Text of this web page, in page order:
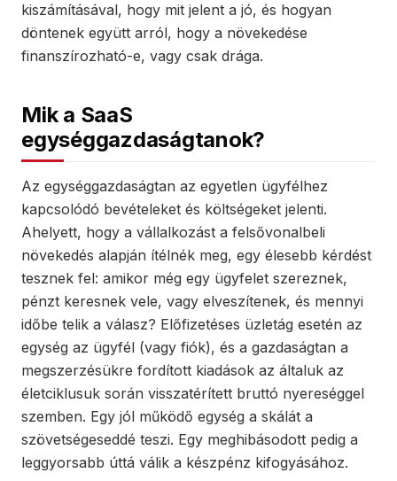
kiszámításával, hogy mit jelent a jó, és hogyan
döntenek együtt arról, hogy a növekedése
finanszírozható-e, vagy csak drága.
Mik a SaaS
egységgazdaságtanok?
Az egységgazdaságtan az egyetlen ügyfélhez
kapcsolódó bevételeket és költségeket jelenti.
Ahelyett, hogy a vállalkozást a felsővonalbeli
növekedés alapján ítélnék meg, egy élesebb kérdést
tesznek fel: amikor még egy ügyfelet szereznek,
pénzt keresnek vele, vagy elveszítenek, és mennyi
időbe telik a válasz? Előfizetéses üzletág esetén az
egység az ügyfél (vagy fiók), és a gazdaságtan a
megszerzésükre fordított kiadások az általuk az
életciklusuk során visszatérített bruttó nyereséggel
szemben. Egy jól működő egység a skálát a
szövetségeseddé teszi. Egy meghibásodott pedig a
leggyorsabb úttá válik a készpénz kifogyásához.